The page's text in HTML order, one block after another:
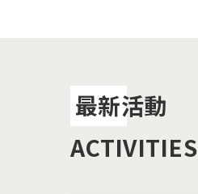
最新活動
ACTIVITIES